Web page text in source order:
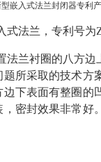
嵌入式法兰封闭器专利
法兰，专利号为
兰衬圈的八方
所采取的技术
下表面有整圈
密封效果非常